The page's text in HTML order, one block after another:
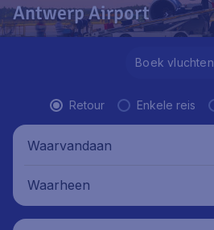
Antwerp Airport
Boek vluchten
Retour Enkele reis
Waarvandaan
Waarheen